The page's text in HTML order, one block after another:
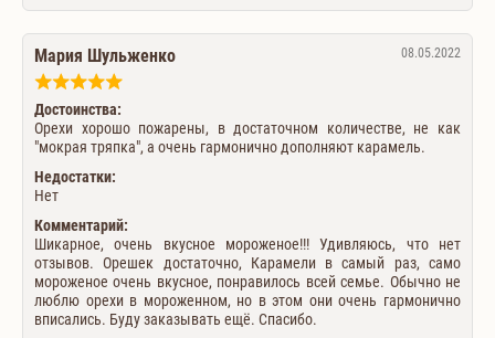
08.05.2022
Мария Шульженко
Достоинства:
Орехи хорошо пожарены, в достаточном количестве, не как
"мокрая тряпка", а очень гармонично дополняют карамель.
Недостатки:
Нет
Комментарий:
Шикарное, очень вкусное мороженое!!! Удивляюсь, что нет
отзывов. Орешек достаточно, Карамели в самый раз, само
мороженое очень вкусное, понравилось всей семье. Обычно не
люблю орехи в мороженном, но в этом они очень гармонично
вписались. Буду заказывать ещё. Спасибо.